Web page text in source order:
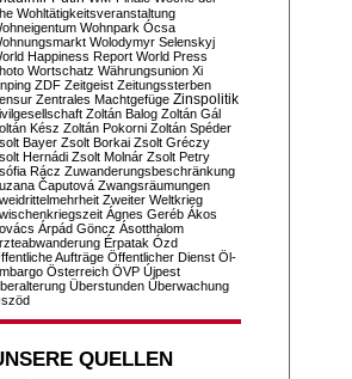
Wohltätigkeitsveranstaltung
Wohnpark Ócsa
Wolodymyr Selenskyj
Happiness Report World Press
Wortschatz Währungsunion Xi
ZDF Zeitgeist Zeitungssterben
Zentrales Machtgefüge Zinspolitik
Zoltán Balog Zoltán Gál
Kész Zoltán Pokorni Zoltán Spéder
Bayer Zsolt Borkai Zsolt Gréczy
Hernádi Zsolt Molnár Zsolt Petry
Rácz Zuwanderungsbeschränkung
Čaputová Zwangsräumungen
Zweiter Weltkrieg
Ágnes Geréb Ákos
Árpád Göncz Ásotthalom
Érpatak Ózd
Aufträge Öffentlicher Dienst Öl-
Österreich ÖVP Újpest
Überstunden Überwachung
QUELLEN